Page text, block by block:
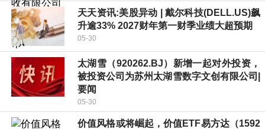
天天资讯:美股异动 | 戴尔科技(DELL.US)飙
升逾33% 2027财年第一财季业绩大超预期
05-30
太湖雪（920262.BJ）新增一起对外投资，
被投资公司为苏州太湖雪数字文创有限公司|
要闻
05-30
价值风格或将崛起，价值ETF易方达（1592